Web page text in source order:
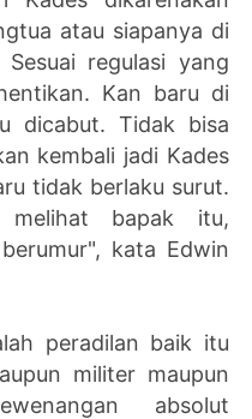
atau siapanya di
regulasi yang
Kan baru di
dicabut. Tidak bisa
kembali jadi Kades
tidak berlaku surut.
melihat bapak itu,
kata Edwin
peradilan baik itu
militer maupun
absolut